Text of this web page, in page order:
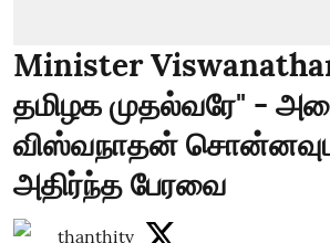
Minister
தமிழக முதல்வரே" -
விஸ்வநாதன்
அதிர்ந்த பேரவை
thanthitv